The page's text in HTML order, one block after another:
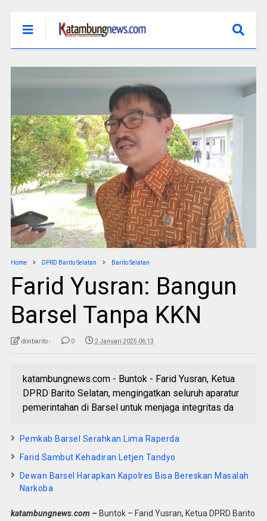
Home DPRD Barito Selatan Barito Selatan
Farid Yusran: Bangun
Barsel Tanpa KKN
donbarito - 0 2 Januari 2025 06:13
katambungnews.com - Buntok - Farid Yusran, Ketua
DPRD Barito Selatan, mengingatkan seluruh aparatur
pemerintahan di Barsel untuk menjaga integritas da
Pemkab Barsel Serahkan Lima Raperda
Farid Sambut Kehadiran Letjen Tandyo
Dewan Barsel Harapkan Kapolres Bisa Bereskan Masalah
Narkoba
katambungnews.com – Buntok – Farid Yusran, Ketua DPRD Barito